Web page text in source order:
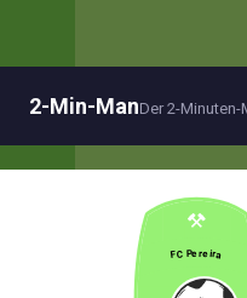
2-Min-ManDer 2-Minuten-